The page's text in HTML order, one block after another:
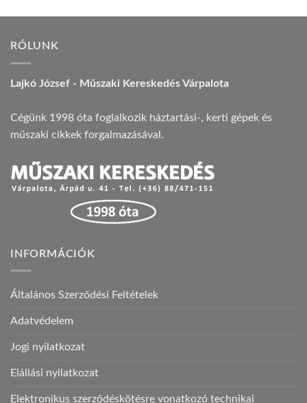
RÓLUNK
Lajkó József - Műszaki Kereskedés Várpalota
Cégünk 1998 óta foglalkozik háztartási-, kerti gépek és
műszaki cikkek forgalmazásával.
INFORMÁCIÓK
Általános Szerződési Feltételek
Adatvédelem
Jogi nyilatkozat
Elállási nyilatkozat
Elektronikus szerződéskötésre vonatkozó technikai